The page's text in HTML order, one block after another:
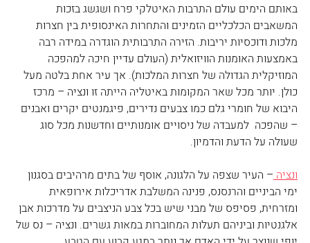
באותם הימים עולם התרבות האיטלקי פרח ושגשג בזכות
המשאבים הכלכליים הזמינים והתחרות האינסופית בין חצרות
מלכות ודוכסיות יריבות. הזירה התרבותית הוגדרה במידה רבה
באמצעות האומנות הוויזואלית (העולם עדיין חיכה למהפכה
המוזיקלית הגדולה של חצרות המלכות). אך עיר אחת בלטה מעל
כולן. יותר מכל שאר המקומות באיטליה הייתה זו ונציה – מרכז
היבוא של חומרי גלם כמו צבעים נדירים, פיגמנטים יקרים ואבנים
– שהפכה  למעבדה של ניסויים אומנותיים וחדשנות מכל סוג
שעולה על הדעת והדמיון.
ונציה – העיר שצפה על הלגונה, אוסף של בתים מרהיבים בסגנון
ימי הביניים והרנסנס, פנינה המשלבת אדריכלות אירופאית
ומזרחית, פסיפס של מבני שיש בכל צבע הניצבים על מדרכות אבן
אלגנטיות וביניהם תעלות המחוברות במאות גשרים. ונציה – נס של